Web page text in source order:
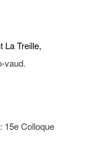
La Treille,
vaud.
15e Colloque